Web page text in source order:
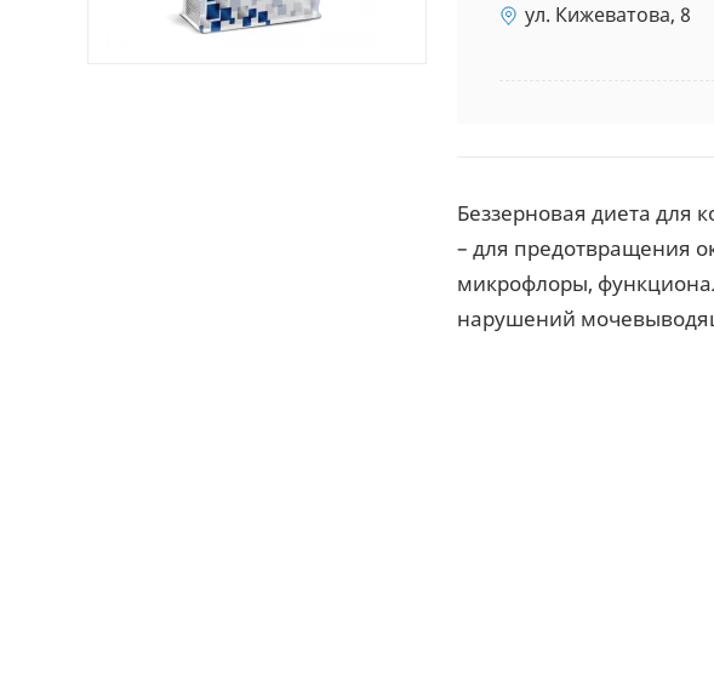
ул. Кижеватова, 8
Беззерновая диета для
– для предотвращения
микрофлоры,
нарушений